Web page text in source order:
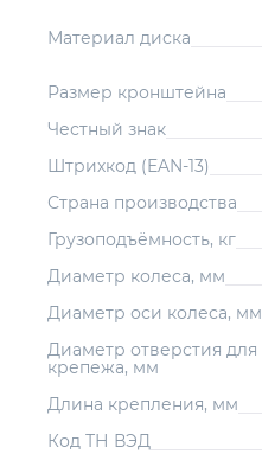
Материал диска
Размер кронштейна
Честный знак
Штрихкод (EAN-13)
Страна производства
Грузоподъёмность, кг
Диаметр колеса, мм
Диаметр оси колеса, мм
Диаметр отверстия для
крепежа, мм
Длина крепления, мм
Код ТН ВЭД